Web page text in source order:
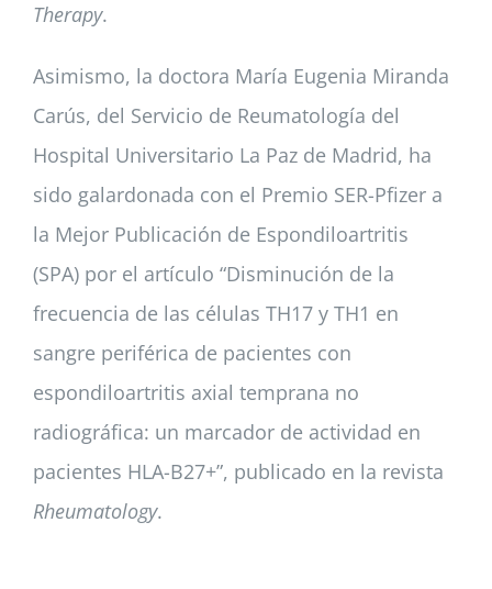
Therapy.
Asimismo, la doctora María Eugenia Miranda
Carús, del Servicio de Reumatología del
Hospital Universitario La Paz de Madrid, ha
sido galardonada con el Premio SER-Pfizer a
la Mejor Publicación de Espondiloartritis
(SPA) por el artículo “Disminución de la
frecuencia de las células TH17 y TH1 en
sangre periférica de pacientes con
espondiloartritis axial temprana no
radiográfica: un marcador de actividad en
pacientes HLA-B27+”, publicado en la revista
Rheumatology.